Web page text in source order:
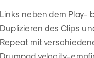
Links neben dem Play-
Duplizieren des Clips
Repeat mit
Drumpad velocity-